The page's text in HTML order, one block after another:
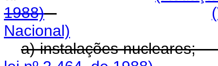
1988)
Nacional)
a) instalações